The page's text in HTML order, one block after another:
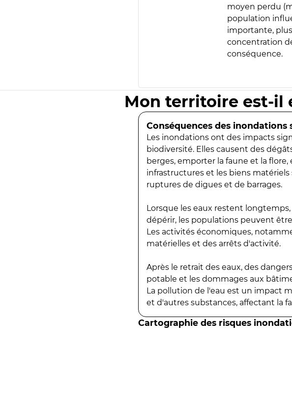
moyen perdu
population
importante,
concentration
conséquence.
Mon territoire est-il
Conséquences des inondations
Les inondations ont des impacts
biodiversité. Elles causent des
berges, emporter la faune et la
infrastructures et les biens
ruptures de digues et de barrages.
Lorsque les eaux restent
dépérir, les populations peuvent
Les activités économiques,
matérielles et des arrêts d'activité.
Après le retrait des eaux, des
potable et les dommages aux
La pollution de l'eau est un impact
et d'autres substances, affectant la
Cartographie des risques